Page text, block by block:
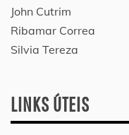
John Cutrim
Ribamar Correa
Silvia Tereza
LINKS ÚTEIS